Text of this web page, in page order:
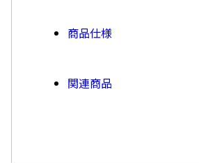
商品仕様
関連商品